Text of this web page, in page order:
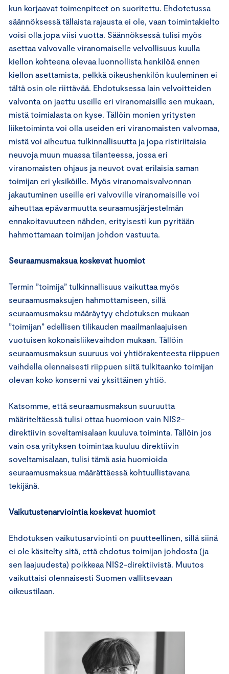
kun korjaavat toimenpiteet on suoritettu. Ehdotetussa
säännöksessä tällaista rajausta ei ole, vaan toimintakielto
voisi olla jopa viisi vuotta. Säännöksessä tulisi myös
asettaa valvovalle viranomaiselle velvollisuus kuulla
kiellon kohteena olevaa luonnollista henkilöä ennen
kiellon asettamista, pelkkä oikeushenkilön kuuleminen ei
tältä osin ole riittävää. Ehdotuksessa lain velvoitteiden
valvonta on jaettu useille eri viranomaisille sen mukaan,
mistä toimialasta on kyse. Tällöin monien yritysten
liiketoiminta voi olla useiden eri viranomaisten valvomaa,
mistä voi aiheutua tulkinnallisuutta ja jopa ristiriitaisia
neuvoja muun muassa tilanteessa, jossa eri
viranomaisten ohjaus ja neuvot ovat erilaisia saman
toimijan eri yksiköille. Myös viranomaisvalvonnan
jakautuminen useille eri valvoville viranomaisille voi
aiheuttaa epävarmuutta seuraamusjärjestelmän
ennakoitavuuteen nähden, erityisesti kun pyritään
hahmottamaan toimijan johdon vastuuta.
Seuraamusmaksua koskevat huomiot
Termin ”toimija” tulkinnallisuus vaikuttaa myös
seuraamusmaksujen hahmottamiseen, sillä
seuraamusmaksu määräytyy ehdotuksen mukaan
”toimijan” edellisen tilikauden maailmanlaajuisen
vuotuisen kokonaisliikevaihdon mukaan. Tällöin
seuraamusmaksun suuruus voi yhtiörakenteesta riippuen
vaihdella olennaisesti riippuen siitä tulkitaanko toimijan
olevan koko konserni vai yksittäinen yhtiö.
Katsomme, että seuraamusmaksun suuruutta
määriteltäessä tulisi ottaa huomioon vain NIS2-
direktiivin soveltamisalaan kuuluva toiminta. Tällöin jos
vain osa yrityksen toimintaa kuuluu direktiivin
soveltamisalaan, tulisi tämä asia huomioida
seuraamusmaksua määrättäessä kohtuullistavana
tekijänä.
Vaikutustenarviointia koskevat huomiot
Ehdotuksen vaikutusarviointi on puutteellinen, sillä siinä
ei ole käsitelty sitä, että ehdotus toimijan johdosta (ja
sen laajuudesta) poikkeaa NIS2-direktiivistä. Muutos
vaikuttaisi olennaisesti Suomen vallitsevaan
oikeustilaan.